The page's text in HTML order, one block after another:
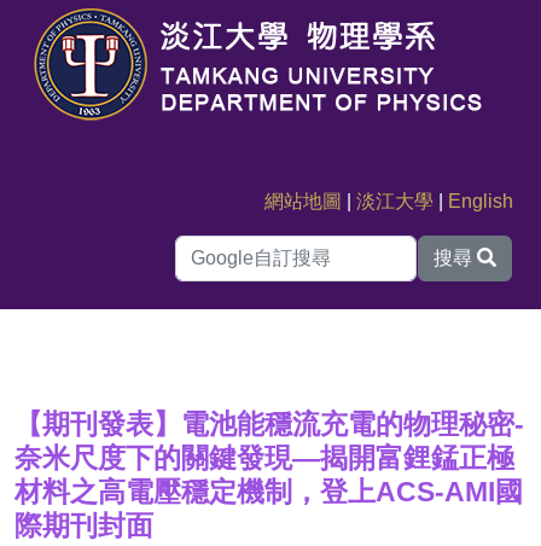
網站地圖 |淡江大學 English
搜尋
【期刊發表】電池能穩流充電的物理秘密-
奈米尺度下的關鍵發現—揭開富鋰錳正極
材料之高電壓穩定機制，登上ACS-AMI國
際期刊封面